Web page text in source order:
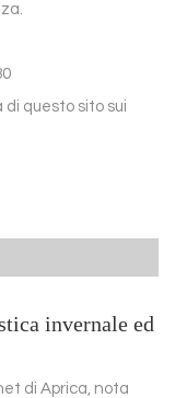
di questo sito sui
invernale ed
di Aprica, nota